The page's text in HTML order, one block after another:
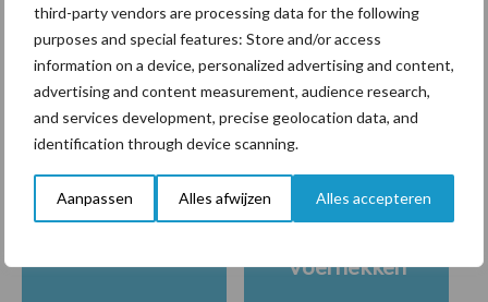
third-party vendors are processing data for the following
purposes and special features: Store and/or access
information on a device, personalized advertising and content,
advertising and content measurement, audience research,
and services development, precise geolocation data, and
identification through device scanning.
Aanpassen Alles afwijzen Alles accepteren
Themapagina's
Diergezondheid Bemesting Fokkerij
Voerhekken